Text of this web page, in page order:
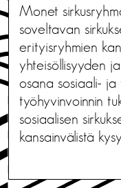
Monet
soveltavan
erityisryhmien
yhteisöllisyyden
osana sosiaali-
työhyvinvoinnin
sosiaalisen
kansainvälistä